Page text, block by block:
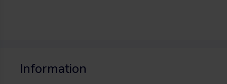
Information